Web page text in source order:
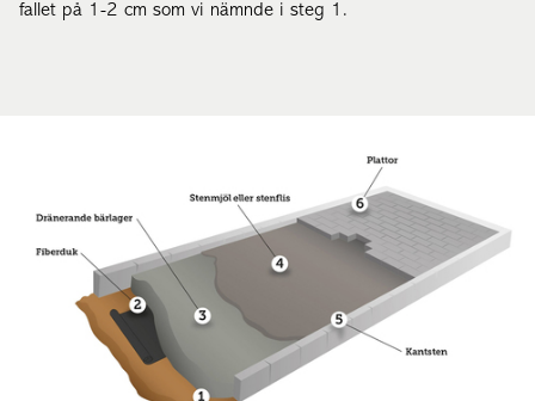
fallet på 1-2 cm som vi nämnde i steg 1.